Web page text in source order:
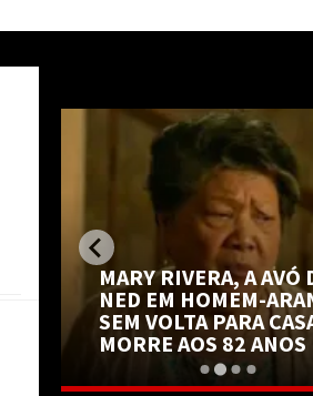
MARY RIVERA, A AVÓ
NED EM HOMEM-
SEM VOLTA PARA
MORRE AOS 82 ANOS